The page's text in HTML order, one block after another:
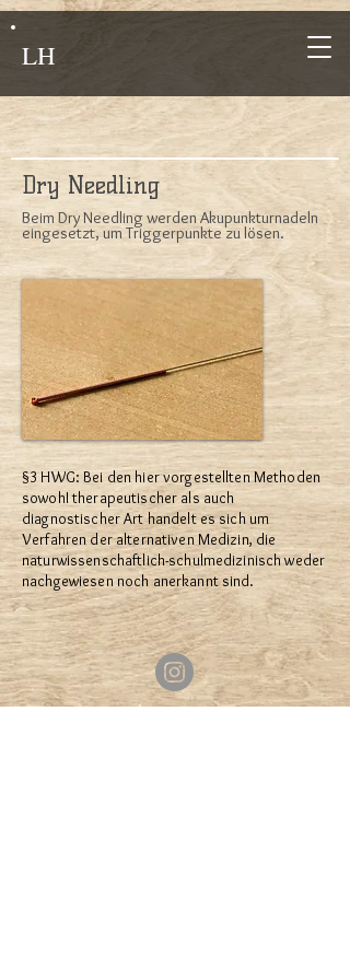
LH
Dry Needling
Beim Dry Needling werden Akupunkturnadeln
eingesetzt, um Triggerpunkte zu lösen.
§3 HWG: Bei den hier vorgestellten Methoden
sowohI therapeutischer als auch
diagnostischer Art handelt es sich um
Verfahren der alternativen Medizin, die
naturwissenschaftlich-schulmedizinisch weder
nachgewiesen noch anerkannt sind.
Impressum